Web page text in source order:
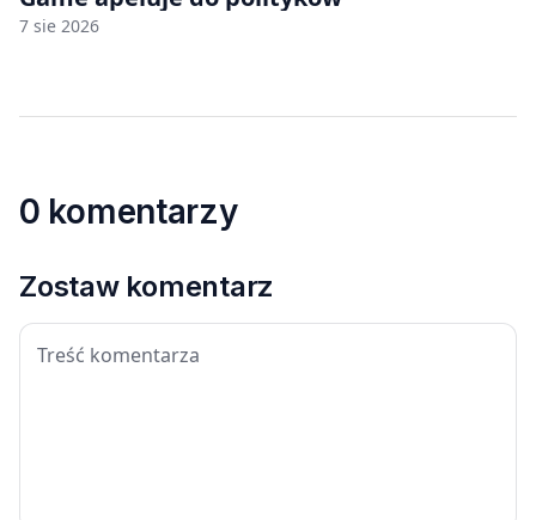
7 sie 2026
0 komentarzy
Zostaw komentarz